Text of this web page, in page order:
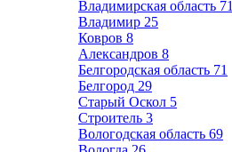
Владимирская область 71
Владимир 25
Ковров 8
Александров 8
Белгородская область 71
Белгород 29
Старый Оскол 5
Строитель 3
Вологодская область 69